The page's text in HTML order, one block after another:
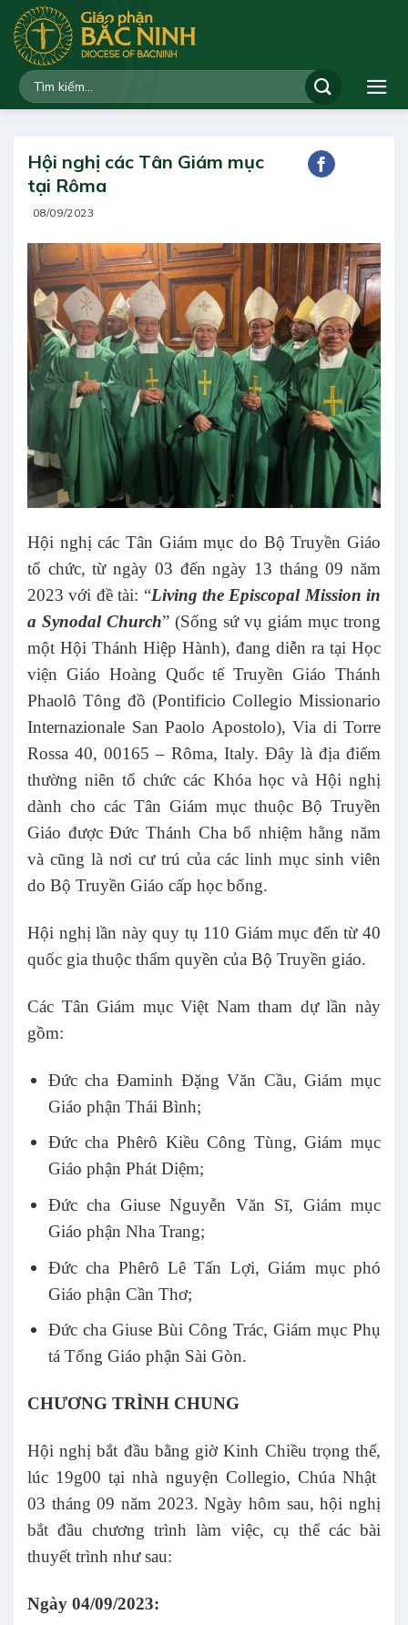
qua
dung
Hội nghị các Tân Giám mục
tại Rôma
08/09/2023
Hội nghị các Tân Giám mục do Bộ Truyền Giáo
tổ chức, từ ngày 03 đến ngày 13 tháng 09 năm
2023 với đề tài: “Living the Episcopal Mission in
a Synodal Church” (Sống sứ vụ giám mục trong
một Hội Thánh Hiệp Hành), đang diễn ra tại Học
viện Giáo Hoàng Quốc tế Truyền Giáo Thánh
Phaolô Tông đồ (Pontificio Collegio Missionario
Internazionale San Paolo Apostolo), Via di Torre
Rossa 40, 00165 – Rôma, Italy. Đây là địa điểm
thường niên tổ chức các Khóa học và Hội nghị
dành cho các Tân Giám mục thuộc Bộ Truyền
Giáo được Đức Thánh Cha bổ nhiệm hằng năm
và cũng là nơi cư trú của các linh mục sinh viên
do Bộ Truyền Giáo cấp học bổng.
Hội nghị lần này quy tụ 110 Giám mục đến từ 40
quốc gia thuộc thẩm quyền của Bộ Truyền giáo.
Các Tân Giám mục Việt Nam tham dự lần này
gồm:
Đức cha Đaminh Đặng Văn Cầu, Giám mục
Giáo phận Thái Bình;
Đức cha Phêrô Kiều Công Tùng, Giám mục
Giáo phận Phát Diệm;
Đức cha Giuse Nguyễn Văn Sĩ, Giám mục
Giáo phận Nha Trang;
Đức cha Phêrô Lê Tấn Lợi, Giám mục phó
Giáo phận Cần Thơ;
Đức cha Giuse Bùi Công Trác, Giám mục Phụ
tá Tổng Giáo phận Sài Gòn.
CHƯƠNG TRÌNH CHUNG
Hội nghị bắt đầu bằng giờ Kinh Chiều trọng thể,
lúc 19g00 tại nhà nguyện Collegio, Chúa Nhật
03 tháng 09 năm 2023. Ngày hôm sau, hội nghị
bắt đầu chương trình làm việc, cụ thể các bài
thuyết trình như sau:
Ngày 04/09/2023: